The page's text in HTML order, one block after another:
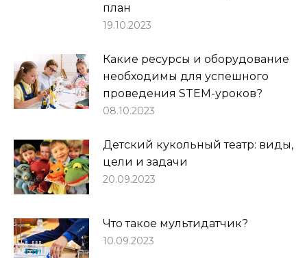
план
19.10.2023
Какие ресурсы и оборудование
необходимы для успешного
проведения STEM-уроков?
08.10.2023
Детский кукольный театр: виды,
цели и задачи
20.09.2023
Что такое мультидатчик?
10.09.2023